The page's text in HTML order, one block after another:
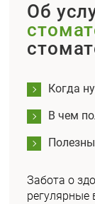
Об
Когда
В чем
Забота о
регулярные